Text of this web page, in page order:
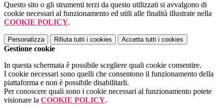
Questo sito o gli strumenti terzi da questo utilizzati si avvalgono di
cookie necessari al funzionamento ed utili alle finalità illustrate nella
COOKIE POLICY.
Personalizza Rifiuta tutti i cookies Accetta tutti i cookies
Gestione cookie
In questa schermata è possibile scegliere quali cookie consentire.
I cookie necessari sono quelli che consentono il funzionamento della
piattaforma e non è possibile disabilitarli.
Per conoscere quali sono i cookie necessari al funzionamento potete
visionare la COOKIE POLICY.